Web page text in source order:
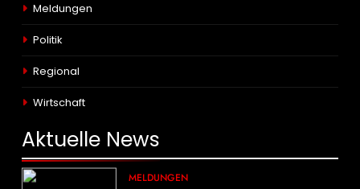
Meldungen
Politik
Regional
Wirtschaft
Aktuelle News
MELDUNGEN